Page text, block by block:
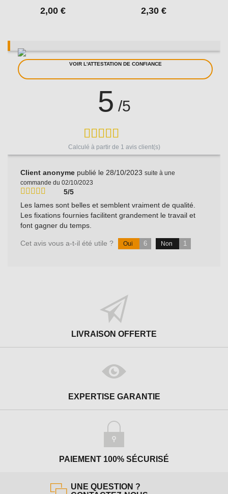
2,00 € 2,30 €
VOIR L'ATTESTATION DE CONFIANCE
5 /5
Calculé à partir de 1 avis client(s)
Client anonyme publié le 28/10/2023 suite à une
commande du 02/10/2023
5/5
Les lames sont belles et semblent vraiment de qualité.
Les fixations fournies facilitent grandement le travail et
font gagner du temps.
Cet avis vous a-t-il été utile ? Oui 6 Non 1
LIVRAISON OFFERTE
EXPERTISE GARANTIE
PAIEMENT 100% SÉCURISÉ
UNE QUESTION ?